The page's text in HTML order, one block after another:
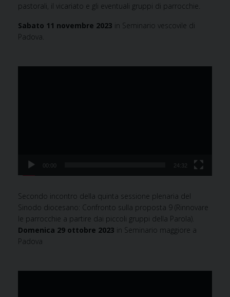
pastorali, il vicariato e gli eventuali gruppi di parrocchie.
Sabato 11 novembre 2023 in Seminario vescovile di
Padova.
00:00 24:32
Secondo incontro della quinta sessione plenaria del
Sinodo diocesano: Confronto sulla proposta 9 (Rinnovare
le parrocchie a partire dai piccoli gruppi della Parola).
Domenica 29 ottobre 2023 in Seminario maggiore a
Padova